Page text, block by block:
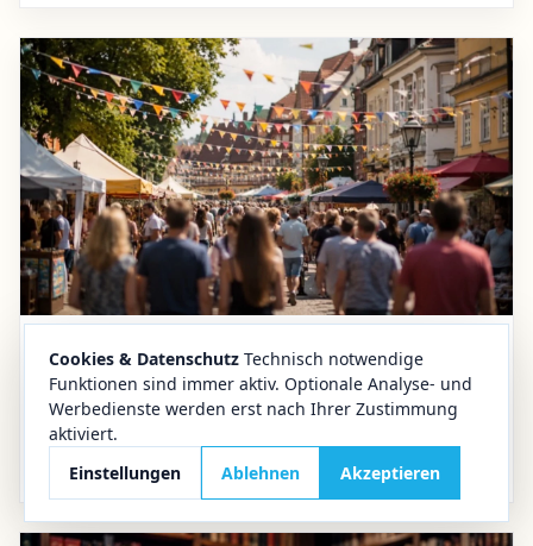
Cookies & Datenschutz Technisch notwendige
Funktionen sind immer aktiv. Optionale Analyse- und
Werbedienste werden erst nach Ihrer Zustimmung
aktiviert.
Einstellungen
Ablehnen Akzeptieren
Veranstaltungen 10.06.2026
Jubiläum im Harz
Rathausfest Wernigerode 2026: Programm,
Termine und Höhepunkte zum 60. Jubiläum